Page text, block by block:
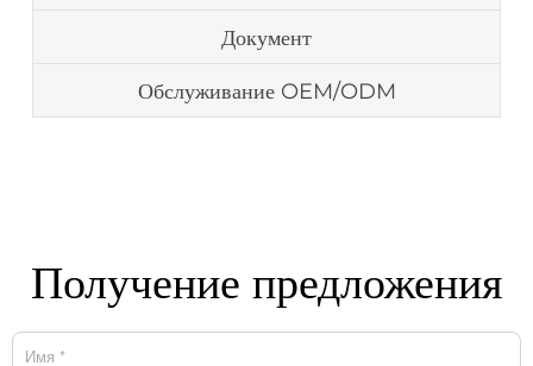
Документ
Обслуживание OEM/ODM
Получение предложения